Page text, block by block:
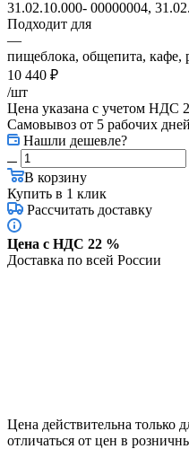
31.02.10.000- 00000004,
Подходит для
—
пищеблока, общепита, кафе,
10 440 ₽
/шт
Цена указана с учетом НДС
Самовывоз от 5 рабочих дней
Нашли дешевле?
В корзину
Купить в 1 клик
Рассчитать доставку
Цена с НДС 22 %
Доставка по всей России
Цена действительна только
отличаться от цен в